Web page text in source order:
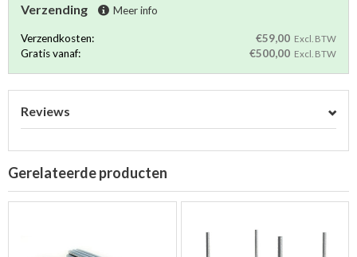
Verzending Meer info
Verzendkosten: €59,00 Excl. BTW
Gratis vanaf: €500,00 Excl. BTW
Reviews
Gerelateerde producten